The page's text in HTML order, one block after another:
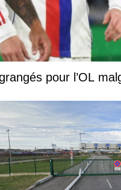
pour l’OL